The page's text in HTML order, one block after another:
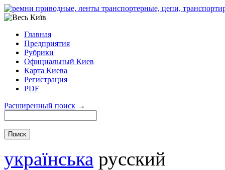
Главная
Предприятия
Рубрики
Официальный Киев
Карта Киева
Регистрация
PDF
Расширенный поиск →
українська русский